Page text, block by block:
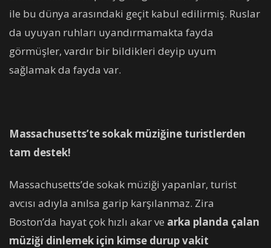
ile bu dünya arasındaki geçit kabul edilirmiş. Ruslar
da uyuyan ruhları uyandırmamakta fayda
görmüşler, vardır bir bildikleri deyip uyum
sağlamak da fayda var.
Massachusetts’te sokak müziğine turistlerden
tam destek!
Massachusetts’de sokak müziği yapanlar, turist
avcısı adıyla anılsa garip karşılanmaz. Zira
Boston’da hayat çok hızlı akar ve arka planda çalan
müziği dinlemek için kimse durup vakit